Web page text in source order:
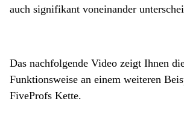
auch signifikant voneinander
Das nachfolgende Video zeigt Ihnen
Funktionsweise an einem weiteren
FiveProfs Kette.